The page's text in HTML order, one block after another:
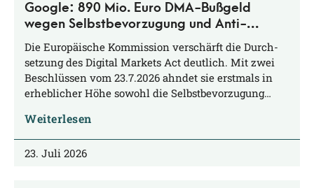
Google: 890 Mio. Euro DMA-Bußgeld
wegen Selbstbevorzugung und Anti-
Steering
Die Euro­päi­sche Kom­mis­si­on ver­schärft die Durch­
set­zung des Digi­tal Mar­kets Act deut­lich. Mit zwei
Beschlüs­sen vom 23.7.2026 ahn­det sie erst­mals in
erheb­li­cher Höhe sowohl die Selbstbevorzugung…
Weiterlesen
23. Juli 2026